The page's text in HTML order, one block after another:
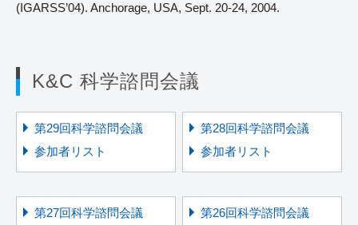
(IGARSS’04). Anchorage, USA, Sept. 20-24, 2004.
K&C 科学諮問会議
第29回科学諮問会議
参加者リスト
第28回科学諮問会議
参加者リスト
第27回科学諮問会議
第26回科学諮問会議